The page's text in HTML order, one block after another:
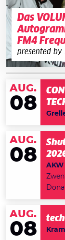
Das
FM4
presented
AUG.
08
AUG.
08
AUG.
08